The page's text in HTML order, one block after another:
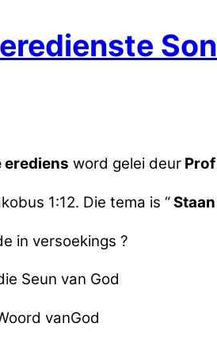
erediens word gelei deur
1:12. Die tema is “
in versoekings ?
Seun van God
vanGod